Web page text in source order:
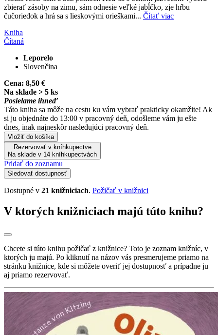
zbierať zásoby na zimu, sám odnesie veľké jabĺčko, zje hŕbu
čučoriedok a hrá sa s lieskovými orieškami... Čítať viac
Kniha
Čítaná
Leporelo
Slovenčina
Cena: 8,50 €
Na sklade > 5 ks
Posielame ihneď
Táto kniha sa môže na cestu ku vám vybrať prakticky okamžite! Ak
si ju objednáte do 13:00 v pracovný deň, odošleme vám ju ešte
dnes, inak najneskôr nasledujúci pracovný deň.
Vložiť do košíka
Rezervovať v kníhkupectve
Na sklade v 14 kníhkupectvách
Pridať do zoznamu
Sledovať dostupnosť
Dostupné v 21 knižniciach. Požičať v knižnici
V ktorých knižniciach majú túto knihu?
Chcete si túto knihu požičať z knižnice? Toto je zoznam knižníc, v
ktorých ju majú. Po kliknutí na názov vás presmerujeme priamo na
stránku knižnice, kde si môžete overiť jej dostupnosť a prípadne ju
aj priamo rezervovať.